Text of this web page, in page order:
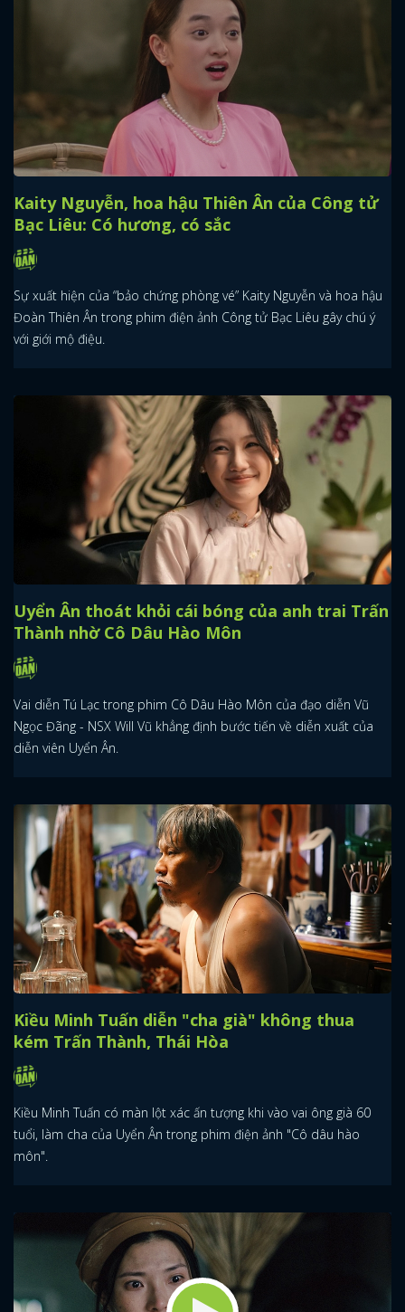
Kaity Nguyễn, hoa hậu Thiên Ân của Công tử
Bạc Liêu: Có hương, có sắc
Sự xuất hiện của “bảo chứng phòng vé” Kaity Nguyễn và hoa hậu
Đoàn Thiên Ân trong phim điện ảnh Công tử Bạc Liêu gây chú ý
với giới mộ điệu.
Uyển Ân thoát khỏi cái bóng của anh trai Trấn
Thành nhờ Cô Dâu Hào Môn
Vai diễn Tú Lạc trong phim Cô Dâu Hào Môn của đạo diễn Vũ
Ngọc Đãng - NSX Will Vũ khẳng định bước tiến về diễn xuất của
diễn viên Uyển Ân.
Kiều Minh Tuấn diễn "cha già" không thua
kém Trấn Thành, Thái Hòa
Kiều Minh Tuấn có màn lột xác ấn tượng khi vào vai ông già 60
tuổi, làm cha của Uyển Ân trong phim điện ảnh "Cô dâu hào
môn".